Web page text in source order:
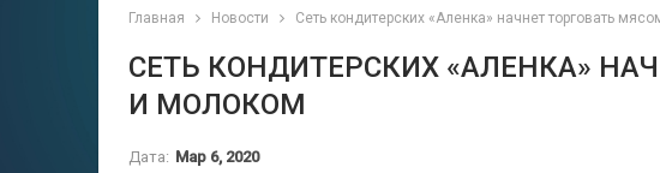
Главная Новости Сеть кондитерских «Аленка» начнет торговать
СЕТЬ КОНДИТЕРСКИХ «АЛЕНКА»
И МОЛОКОМ
Дата: Мар 6, 2020